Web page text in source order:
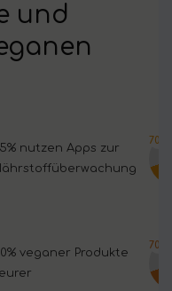
und
nutzen Apps zur
70%
veganer Produkte
70%